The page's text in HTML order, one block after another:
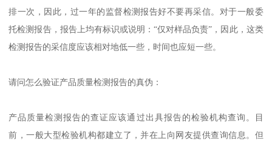
排一次，因此，过一年的监督检测报告好不要再采信。对于一般委
托检测报告，报告上均有标识或说明：“仅对样品负责”，因此，这类
检测报告的采信度应该相对地低一些，时间也应短一些。
请问怎么验证产品质量检测报告的真伪：
产品质量检测报告的查证应该通过出具报告的检验机构查询。目
前，一般大型检验机构都建立了，并在上向网友提供查询信息。但